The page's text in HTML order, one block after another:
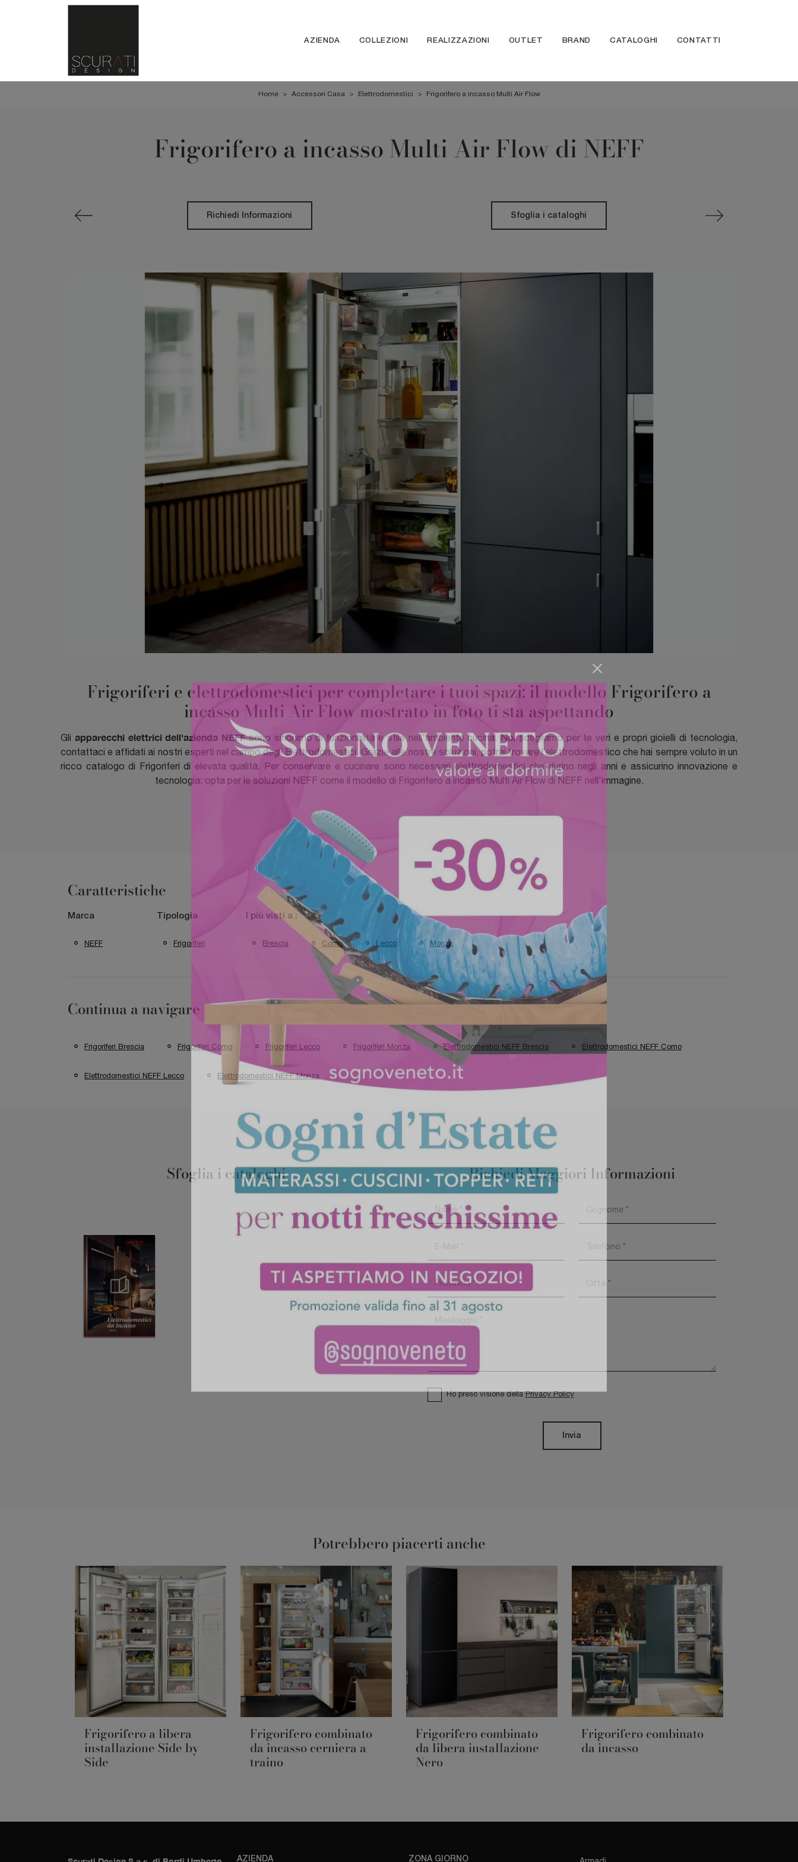
AZIENDA COLLEZIONI REALIZZAZIONI OUTLET BRAND CATALOGHI CONTATTI
Home > Accessori Casa > Elettrodomestici > Frigorifero a incasso Multi Air Flow
Frigorifero a incasso Multi Air Flow di NEFF
Richiedi Informazioni Sfoglia i cataloghi
Frigoriferi e elettrodomestici per completare i tuoi spazi: il modello Frigorifero a
incasso Multi Air Flow mostrato in foto ti sta aspettando
Gli apparecchi elettrici dell'azienda NEFFsono sinonimo di funzionalità e stile nell'ambiente cucina. Noi scegliamo per te veri e propri gioielli di tecnologia,
contattaci e affidati ai nostri esperti nel campo degli Elettrodomestici. Grazie alle nostre soluzioni, potrai trovare l’elettrodomestico che hai sempre voluto in un
ricco catalogo di Frigoriferi di elevata qualità. Per conservare e cucinare sono necessari elettrodomestici che durino negli anni e assicurino innovazione e
tecnologia: opta per le soluzioni NEFF come il modello di Frigorifero a incasso Multi Air Flow di NEFF nell'immagine.
Caratteristiche
Marca
NEFF
Tipologia
Frigoriferi
I più visti a :
Brescia Como Lecco Monza
Continua a navigare
Frigoriferi Brescia Frigoriferi Como Frigoriferi Lecco Frigoriferi Monza Elettrodomestici NEFF Brescia Elettrodomestici NEFF Como
Elettrodomestici NEFF Lecco Elettrodomestici NEFF Monza
Sfoglia i cataloghi Richiedi Maggiori Informazioni
Ho preso visione dellaPrivacy Policy
Invia
Potrebbero piacerti anche
Frigorifero a libera
installazione Side by
Side
Frigorifero combinato
da incasso cerniera a
traino
Frigorifero combinato
da libera installazione
Nero
Frigorifero combinato
da incasso
AZIENDA ZONA GIORNO